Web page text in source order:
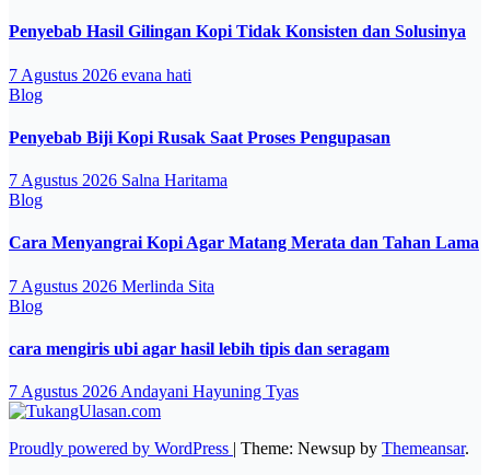
Penyebab Hasil Gilingan Kopi Tidak Konsisten dan Solusinya
7 Agustus 2026 evana hati
Blog
Penyebab Biji Kopi Rusak Saat Proses Pengupasan
7 Agustus 2026 Salna Haritama
Blog
Cara Menyangrai Kopi Agar Matang Merata dan Tahan Lama
7 Agustus 2026 Merlinda Sita
Blog
cara mengiris ubi agar hasil lebih tipis dan seragam
7 Agustus 2026 Andayani Hayuning Tyas
Proudly powered by WordPress | Theme: Newsup by Themeansar.